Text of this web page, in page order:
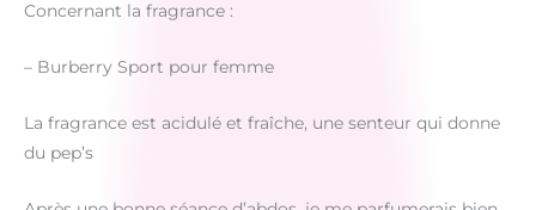
Concernant la fragrance :
– Burberry Sport pour femme
La fragrance est acidulé et fraîche, une senteur qui donne
du pep’s